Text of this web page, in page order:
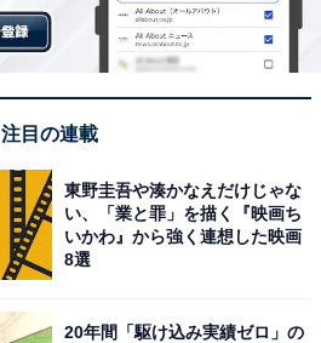
注目の連載
東野圭吾や湊かなえだけじゃな
い、「業と罪」を描く『映画ち
いかわ』から強く連想した映画
8選
20年間「駆け込み実績ゼロ」の